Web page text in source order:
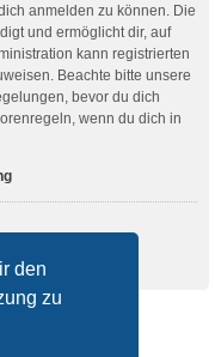
den
zu
anmelden zu können. Die
und ermöglicht dir, auf
kann registrierten
Beachte bitte unsere
bevor du dich
wenn du dich in